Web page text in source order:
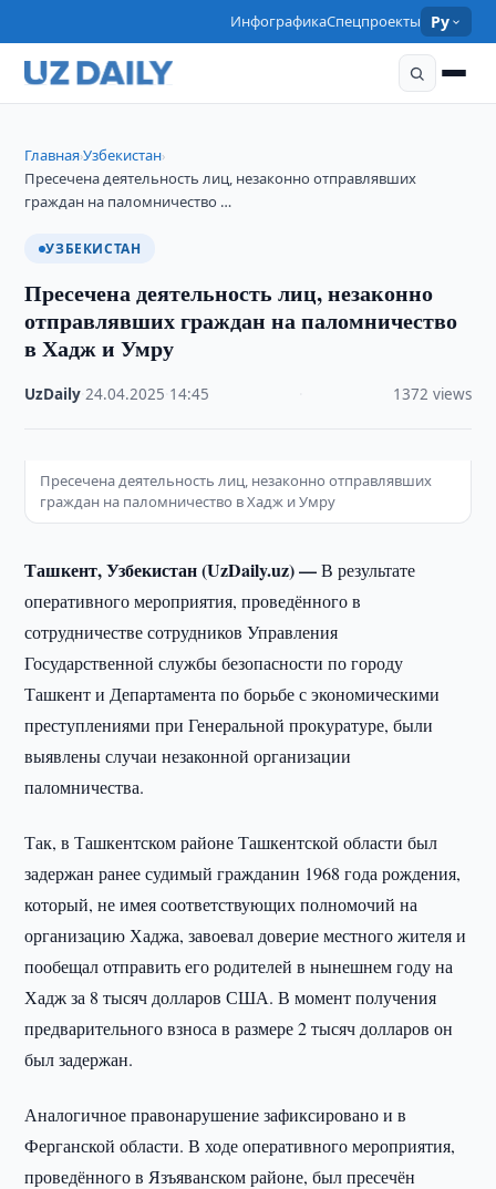
ИнфографикаСпецпроекты Ру
Главная›Узбекистан›
Пресечена деятельность лиц, незаконно отправлявших
граждан на паломничество …
УЗБЕКИСТАН
Пресечена деятельность лиц, незаконно
отправлявших граждан на паломничество
в Хадж и Умру
UzDaily ·24.04.2025 14:45 1372 views
Пресечена деятельность лиц, незаконно отправлявших
граждан на паломничество в Хадж и Умру
Ташкент, Узбекистан (UzDaily.uz) —В результате
оперативного мероприятия, проведённого в
сотрудничестве сотрудников Управления
Государственной службы безопасности по городу
Ташкент и Департамента по борьбе с экономическими
преступлениями при Генеральной прокуратуре, были
выявлены случаи незаконной организации
паломничества.
Так, в Ташкентском районе Ташкентской области был
задержан ранее судимый гражданин 1968 года рождения,
который, не имея соответствующих полномочий на
организацию Хаджа, завоевал доверие местного жителя и
пообещал отправить его родителей в нынешнем году на
Хадж за 8 тысяч долларов США. В момент получения
предварительного взноса в размере 2 тысяч долларов он
был задержан.
Аналогичное правонарушение зафиксировано и в
Ферганской области. В ходе оперативного мероприятия,
проведённого в Язъяванском районе, был пресечён